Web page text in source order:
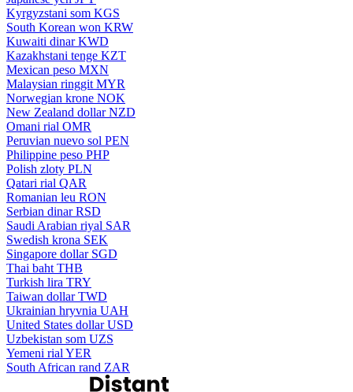
Kyrgyzstani som KGS
South Korean won KRW
Kuwaiti dinar KWD
Kazakhstani tenge KZT
Mexican peso MXN
Malaysian ringgit MYR
Norwegian krone NOK
New Zealand dollar NZD
Omani rial OMR
Peruvian nuevo sol PEN
Philippine peso PHP
Polish zloty PLN
Qatari rial QAR
Romanian leu RON
Serbian dinar RSD
Saudi Arabian riyal SAR
Swedish krona SEK
Singapore dollar SGD
Thai baht THB
Turkish lira TRY
Taiwan dollar TWD
Ukrainian hryvnia UAH
United States dollar USD
Uzbekistan som UZS
Yemeni rial YER
South African rand ZAR